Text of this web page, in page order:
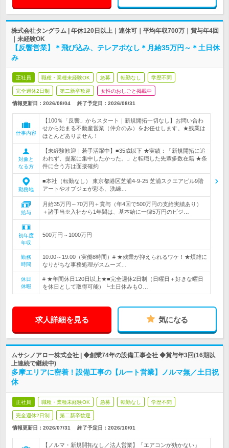
株式会社タングラム | 年休120日以上｜連休可｜平均年収700万｜賞与年4回
｜未経験OK
【反響営業】＊飛び込み、テレアポなし＊月給35万円～＊土日休
み
正社員 職種・業種未経験OK 急募 転勤なし 学歴不問
完全週休2日制 第二新卒歓迎 女性のおしごと掲載中
情報更新日：2026/08/04 終了予定日： 2026/08/31
仕事内容
【100％「反響」からスタート｜新規開拓一切なし】お問い合わ
せから始まる不動産営業（仲介のみ）をお任せします。★残業は
ほとんどありません！
対象と
なる方
【未経験歓迎｜若手活躍中】■35歳以下 ★実績：「新規開拓に追
われず、提案に集中したかった。」と転職した先輩多数在籍 ★条
件に合う方は面接確約
勤務地
■本社（転勤なし） 東京都港区芝浦4-9-25 芝浦スクエアビル9階
アートやオブジェが彩る、洗練…
給与
月給35万円～70万円＋賞与（年4回で500万円の支給実績あり）
＋諸手当※入社から1年間は、基本給に一律5万円のビジ…
初年度
年収
500万円～1000万円
勤務
時間
10:00～19:00（実働8時間）# ★残業が抑えられるワケ！★煩雑に
なりがちな事務処理がスムーズ…
休日
休暇
# ★年間休日120日以上★■完全週休2日制（日曜日＋好きな曜日
を休日として取得可能）┗土日休みもO…
求人詳細を見る 気になる
ムサシノアロー株式会社 | ◆創業74年の設備工事会社 ◆賞与年3回(16期以
上連続で継続中)
多摩エリアに密着！設備工事の【ルート営業】ノルマ無／土日祝
休
正社員 職種・業種未経験OK 急募 転勤なし 学歴不問
完全週休2日制 第二新卒歓迎
情報更新日：2026/07/31 終了予定日： 2026/10/01
【ノルマ・新規開拓なし／法人営業】「エアコンが効かない」